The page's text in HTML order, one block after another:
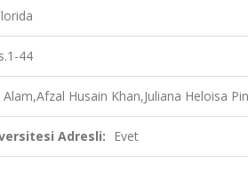
44
Alam,Afzal Husain Khan,Juliana Heloisa
Adresli: Evet